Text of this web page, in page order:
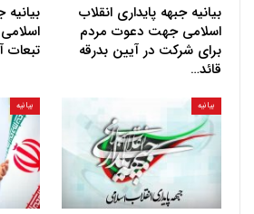
بیانیه جبهه پایداری انقلاب
اسلامی جهت دعوت مردم
برای شرکت در آیین بدرقه
قائد…
بیانیه
تبعات
بیانیه بیانیه